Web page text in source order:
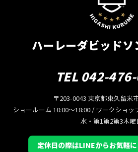
ハーレーダビッドソ
TEL 042-
〒203-0043 東京都東久留米
ショールーム 10:00〜18:00 / ワークショッ
水・第1第2第3木曜
定休日の際はLINEからお気軽に